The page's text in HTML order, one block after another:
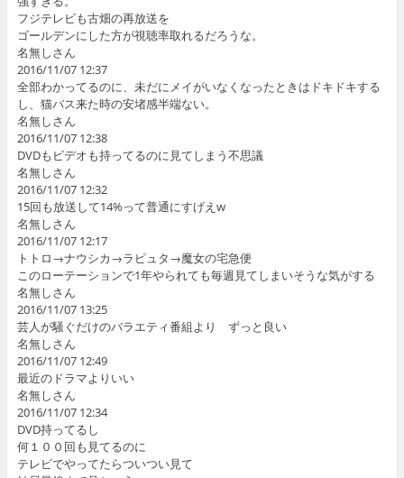
フジテレビも古畑の再放送を
ゴールデンにした方が視聴率取れるだろうな。
名無しさん
2016/11/07 12:37
全部わかってるのに、未だにメイがいなくなったときはドキドキする
し、猫バス来た時の安堵感半端ない。
名無しさん
2016/11/07 12:38
DVDもビデオも持ってるのに見てしまう不思議
名無しさん
2016/11/07 12:32
15回も放送して14%って普通にすげえw
名無しさん
2016/11/07 12:17
トトロ→ナウシカ→ラピュタ→魔女の宅急便
このローテーションで1年やられても毎週見てしまいそうな気がする
名無しさん
2016/11/07 13:25
芸人が騒ぐだけのバラエティ番組より ずっと良い
名無しさん
2016/11/07 12:49
最近のドラマよりいい
名無しさん
2016/11/07 12:34
DVD持ってるし
何１００回も見てるのに
テレビでやってたらついつい見て